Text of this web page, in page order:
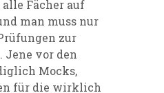
Fächer auf
man muss nur
zur
Jene vor den
Mocks,
für die wirklich